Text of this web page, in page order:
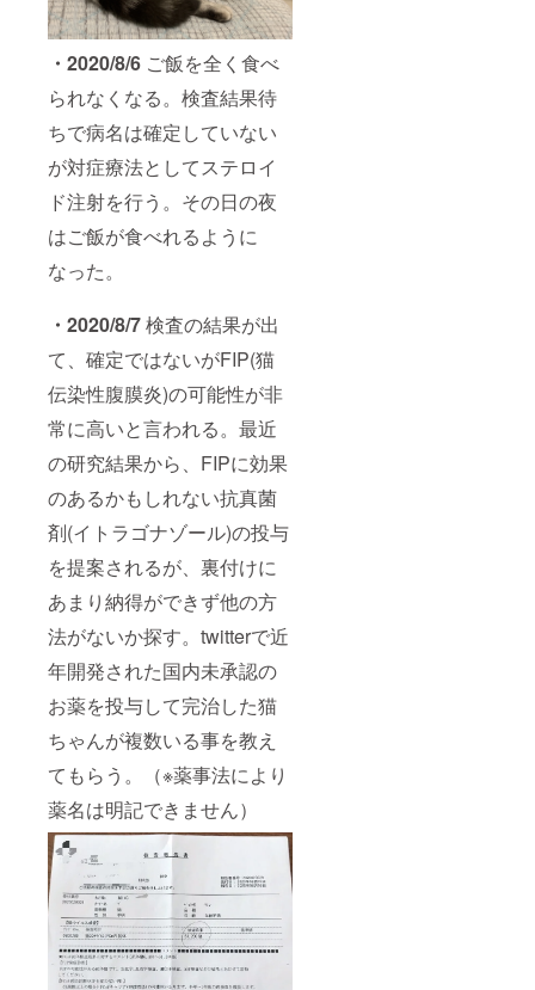
・2020/8/6 ご飯を全く食べ
られなくなる。検査結果待
ちで病名は確定していない
が対症療法としてステロイ
ド注射を行う。その日の夜
はご飯が食べれるように
なった。
・2020/8/7検査の結果が出
て、確定ではないがFIP(猫
伝染性腹膜炎)の可能性が非
常に高いと言われる。最近
の研究結果から、FIPに効果
のあるかもしれない抗真菌
剤(イトラゴナゾール)の投与
を提案されるが、裏付けに
あまり納得ができず他の方
法がないか探す。twitterで近
年開発された国内未承認の
お薬を投与して完治した猫
ちゃんが複数いる事を教え
てもらう。（※薬事法により
薬名は明記できません）